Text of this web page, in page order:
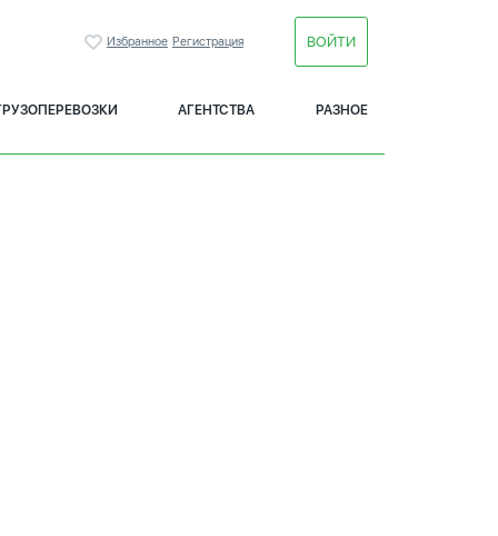
Избранное Регистрация ВОЙТИ
АГЕНТСТВА РАЗНОЕ